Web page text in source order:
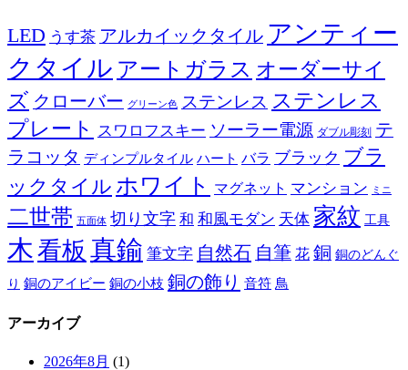
LED うす茶 アルカイックタイル アンティー
クタイル アートガラス オーダーサイ
ズ クローバー グリーン色 ステンレス ステンレス
プレート スワロフスキー ソーラー電源 ダブル彫刻 テ
ラコッタ ディンプルタイル ハート バラ ブラック ブラ
ックタイル ホワイト マグネット マンション ミニ
二世帯 五面体 切り文字 和 和風モダン 天体 家紋 工具
木看板 真鍮 筆文字 自然石 自筆 花 銅 銅のどんぐ
り 銅のアイビー 銅の小枝 銅の飾り 音符 鳥
アーカイブ
2026年8月 (1)